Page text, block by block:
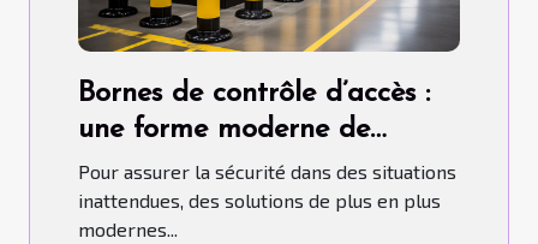
Bornes de contrôle d’accès :
une forme moderne de
contrôle d'accès
Pour assurer la sécurité dans des situations
inattendues, des solutions de plus en plus
modernes...